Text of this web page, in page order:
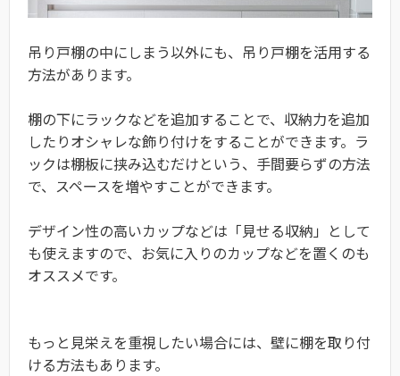
吊り戸棚の中にしまう以外にも、吊り戸棚を活用する
方法があります。
棚の下にラックなどを追加することで、収納力を追加
したりオシャレな飾り付けをすることができます。ラ
ックは棚板に挟み込むだけという、手間要らずの方法
で、スペースを増やすことができます。
デザイン性の高いカップなどは「見せる収納」として
も使えますので、お気に入りのカップなどを置くのも
オススメです。
もっと見栄えを重視したい場合には、壁に棚を取り付
ける方法もあります。